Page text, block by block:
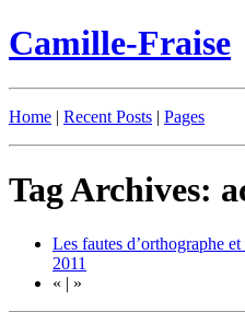
Camille-Fraise
Home | Recent Posts | Pages
Tag Archives:
Les fautes d’orthographe
2011
« | »